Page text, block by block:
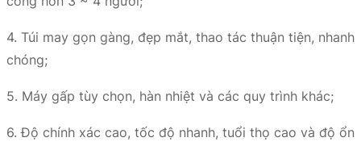
4. Túi may gọn gàng, đẹp mắt, thao tác thuận tiện, nhanh
chóng;
5. Máy gấp tùy chọn, hàn nhiệt và các quy trình khác;
6. Độ chính xác cao, tốc độ nhanh, tuổi thọ cao và độ ổn